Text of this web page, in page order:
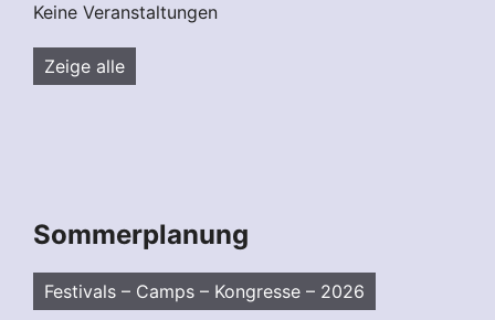
Keine Veranstaltungen
Zeige alle
Sommerplanung
Festivals – Camps – Kongresse – 2026